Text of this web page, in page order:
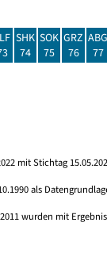
SHK
74
SOK
75
GRZ
76
ABG
77
mit Stichtag
als
wurden mit